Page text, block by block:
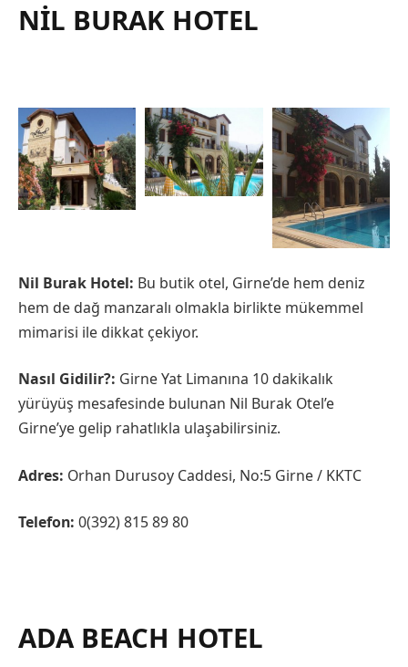
NIL BURAK HOTEL
Nil Burak Hotel: Bu butik otel, Girne’de hem deniz
hem de dağ manzaralı olmakla birlikte mükemmel
mimarisi ile dikkat çekiyor.
Nasıl Gidilir?: Girne Yat Limanına 10 dakikalık
yürüyüş mesafesinde bulunan Nil Burak Otel’e
Girne’ye gelip rahatlıkla ulaşabilirsiniz.
Adres: Orhan Durusoy Caddesi, No:5 Girne / KKTC
Telefon: 0(392) 815 89 80
ADA BEACH HOTEL